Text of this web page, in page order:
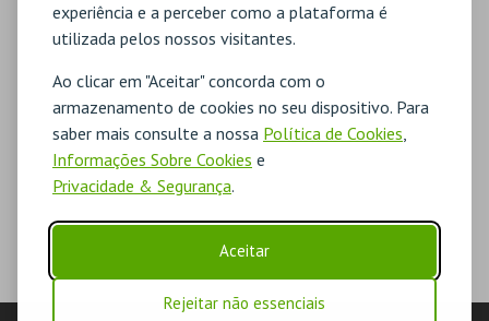
experiência e a perceber como a plataforma é
utilizada pelos nossos visitantes.
Ao clicar em "Aceitar" concorda com o
armazenamento de cookies no seu dispositivo. Para
saber mais consulte a nossa Política de Cookies,
Informações Sobre Cookies e
Privacidade & Segurança.
Aceitar
Rejeitar não essenciais